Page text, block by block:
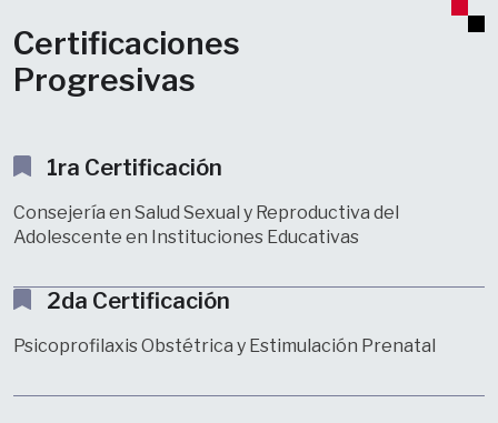
Certificaciones
Progresivas
1ra Certificación
Consejería en Salud Sexual y Reproductiva del
Adolescente en Instituciones Educativas
2da Certificación
Psicoprofilaxis Obstétrica y Estimulación Prenatal